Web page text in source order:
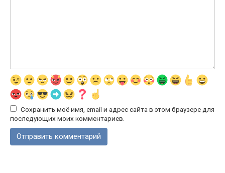
Сохранить моё имя, email и адрес сайта в этом браузере для
последующих моих комментариев.